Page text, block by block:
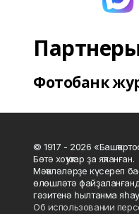
Фотобанк
© 1917 - 2026
Бөтә хоҡуҡтар ҙа яҡланған.
Мәҡәләләрҙе күсереп
өлөшләтә
гәзитенә һылтанма яһау
Об использовании